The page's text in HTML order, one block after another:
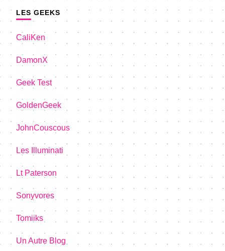
LES GEEKS
CaliKen
DamonX
Geek Test
GoldenGeek
JohnCouscous
Les Illuminati
Lt Paterson
Sonyvores
Tomiiks
Un Autre Blog